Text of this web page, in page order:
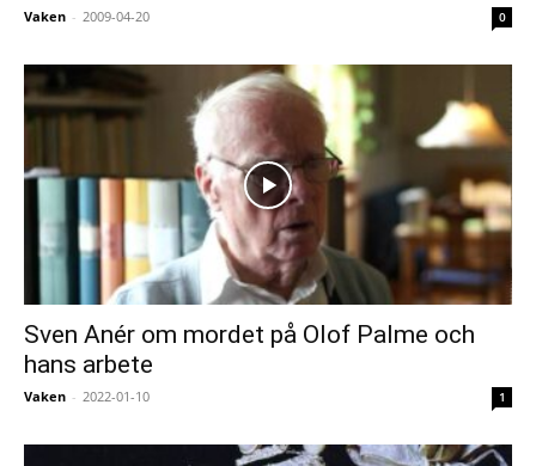
Vaken - 2009-04-20 0
Sven Anér om mordet på Olof Palme och
hans arbete
Vaken - 2022-01-10 1